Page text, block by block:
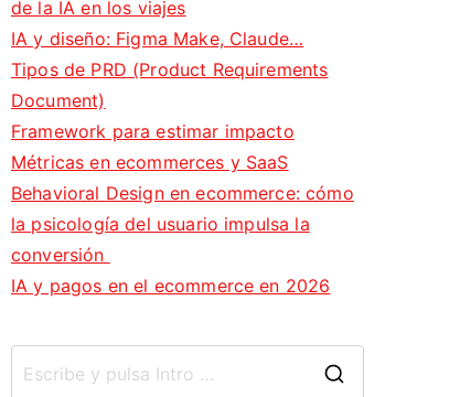
de la IA en los viajes
IA y diseño: Figma Make, Claude…
Tipos de PRD (Product Requirements
Document)
Framework para estimar impacto
Métricas en ecommerces y SaaS
Behavioral Design en ecommerce: cómo
la psicología del usuario impulsa la
conversión
IA y pagos en el ecommerce en 2026